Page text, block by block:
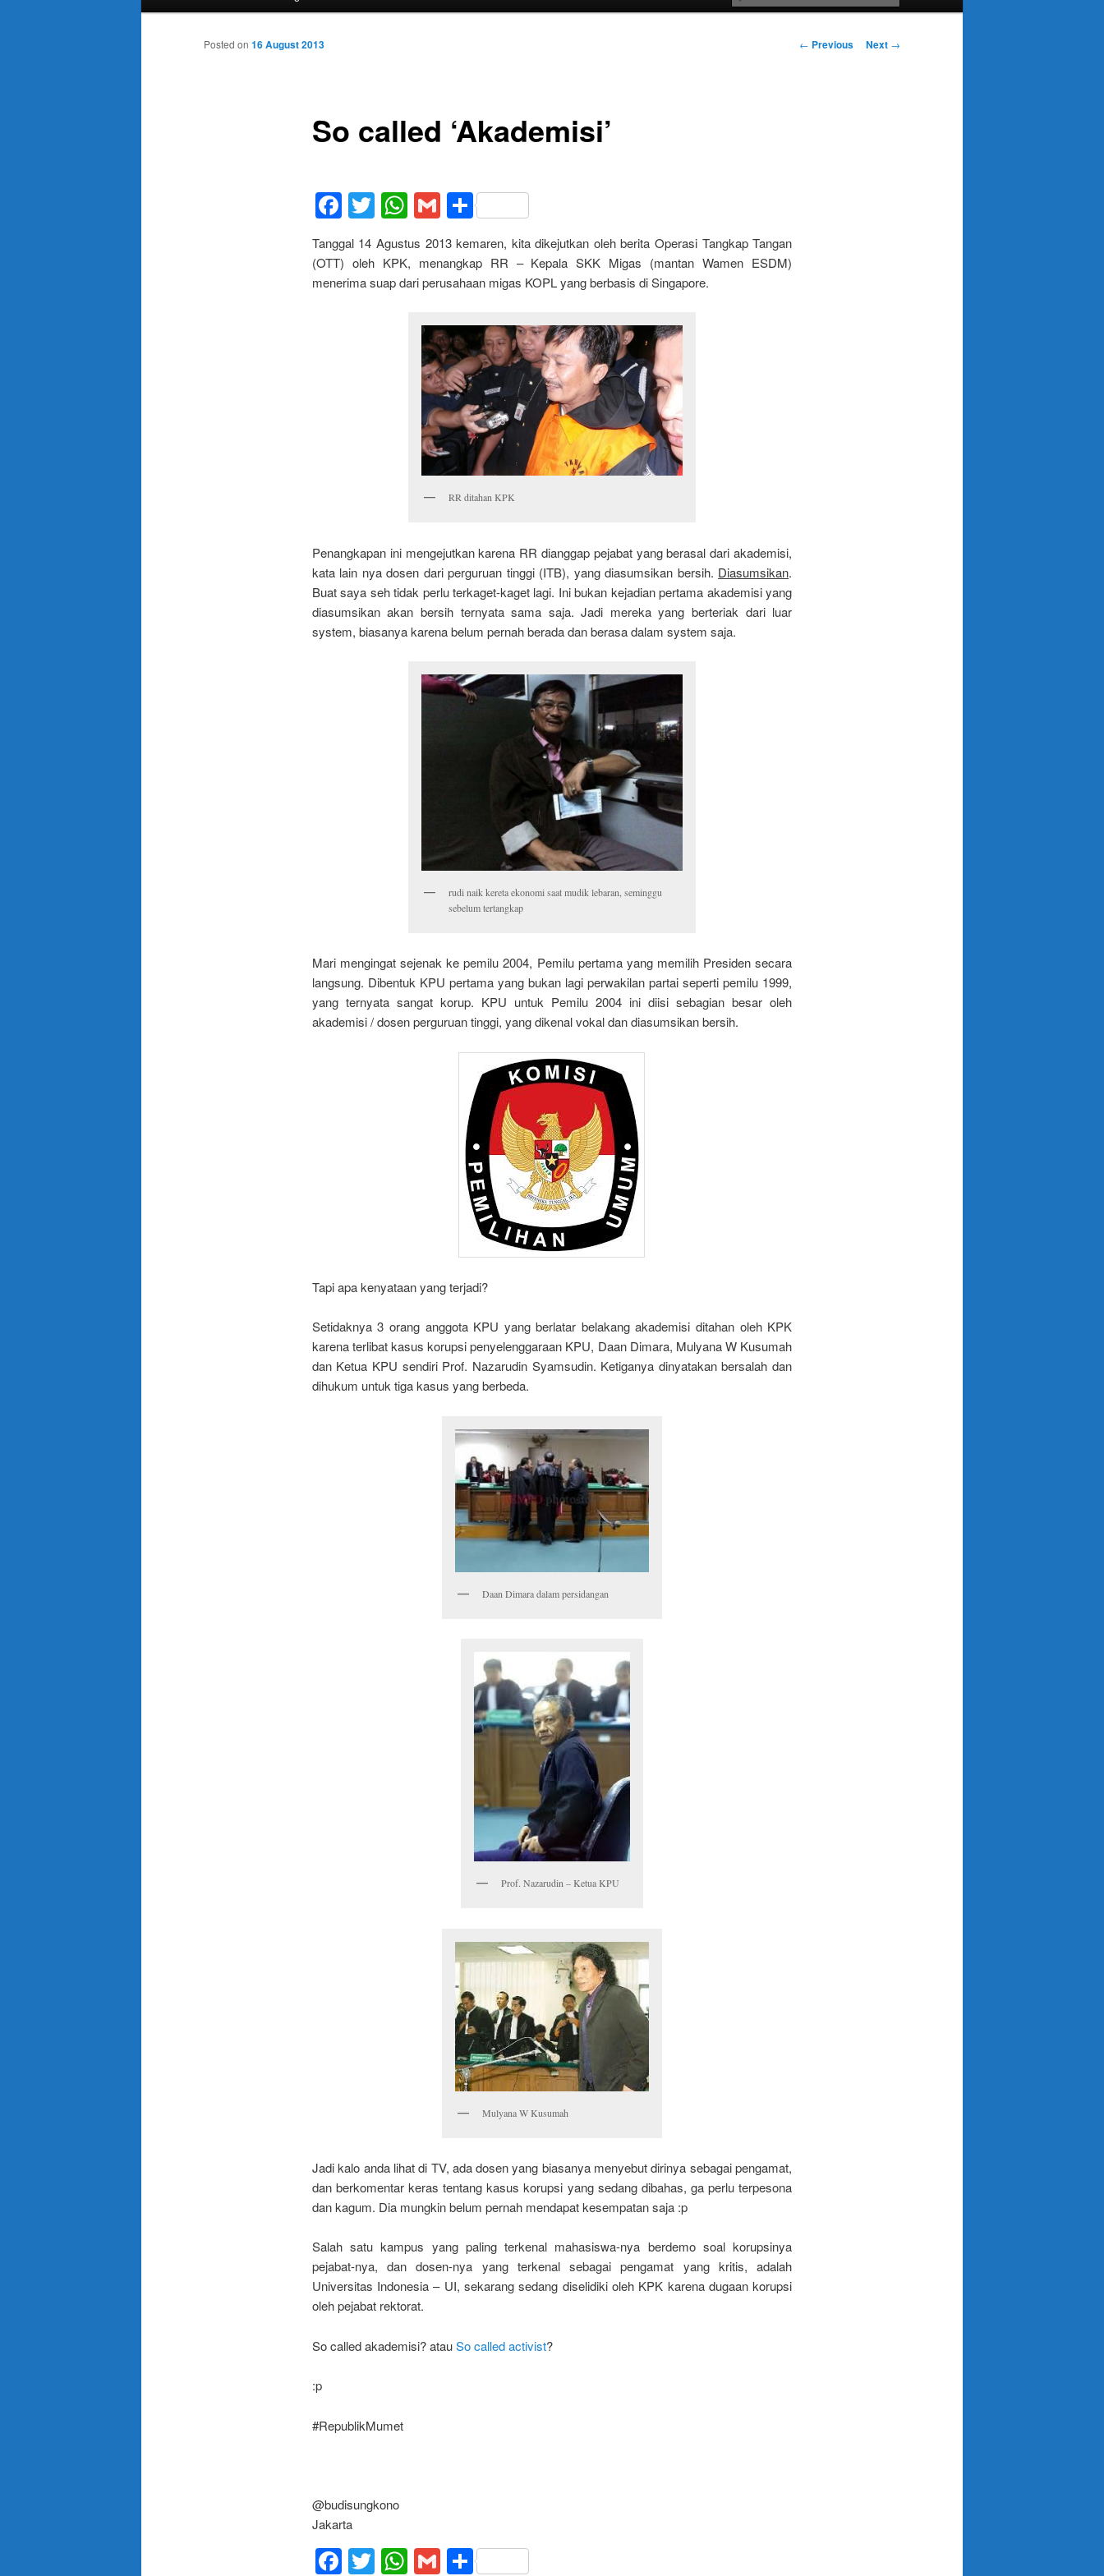
Post
← Previous Next →
So called ‘Akademisi’
Posted on 16 August 2013
Facebook
Twitter
WhatsApp
Gmail
Share
Tanggal 14 Agustus 2013 kemaren, kita dikejutkan oleh berita Operasi Tangkap Tangan
(OTT) oleh KPK, menangkap RR – Kepala SKK Migas (mantan Wamen ESDM)
menerima suap dari perusahaan migas KOPL yang berbasis di Singapore.
RR ditahan KPK
Penangkapan ini mengejutkan karena RR dianggap pejabat yang berasal dari akademisi,
kata lain nya dosen dari perguruan tinggi (ITB), yang diasumsikan bersih. Diasumsikan.
Buat saya seh tidak perlu terkaget-kaget lagi. Ini bukan kejadian pertama akademisi yang
diasumsikan akan bersih ternyata sama saja. Jadi mereka yang berteriak dari luar
system, biasanya karena belum pernah berada dan berasa dalam system saja.
rudi naik kereta ekonomi saat mudik lebaran, seminggu
sebelum tertangkap
Mari mengingat sejenak ke pemilu 2004, Pemilu pertama yang memilih Presiden secara
langsung. Dibentuk KPU pertama yang bukan lagi perwakilan partai seperti pemilu 1999,
yang ternyata sangat korup. KPU untuk Pemilu 2004 ini diisi sebagian besar oleh
akademisi / dosen perguruan tinggi, yang dikenal vokal dan diasumsikan bersih.
Tapi apa kenyataan yang terjadi?
Setidaknya 3 orang anggota KPU yang berlatar belakang akademisi ditahan oleh KPK
karena terlibat kasus korupsi penyelenggaraan KPU, Daan Dimara, Mulyana W Kusumah
dan Ketua KPU sendiri Prof. Nazarudin Syamsudin. Ketiganya dinyatakan bersalah dan
dihukum untuk tiga kasus yang berbeda.
Daan Dimara dalam persidangan
Prof. Nazarudin – Ketua KPU
Mulyana W Kusumah
Jadi kalo anda lihat di TV, ada dosen yang biasanya menyebut dirinya sebagai pengamat,
dan berkomentar keras tentang kasus korupsi yang sedang dibahas, ga perlu terpesona
dan kagum. Dia mungkin belum pernah mendapat kesempatan saja :p
Salah satu kampus yang paling terkenal mahasiswa-nya berdemo soal korupsinya
pejabat-nya, dan dosen-nya yang terkenal sebagai pengamat yang kritis, adalah
Universitas Indonesia – UI, sekarang sedang diselidiki oleh KPK karena dugaan korupsi
oleh pejabat rektorat.
So called akademisi? atauSo called activist?
:p
#RepublikMumet
@budisungkono
Jakarta
Facebook
Twitter
WhatsApp
Gmail
Share